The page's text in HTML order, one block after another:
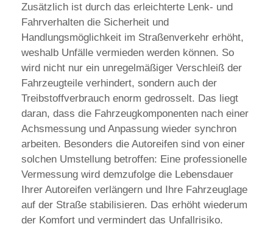
Zusätzlich ist durch das erleichterte Lenk- und
Fahrverhalten die Sicherheit und
Handlungsmöglichkeit im Straßenverkehr erhöht,
weshalb Unfälle vermieden werden können. So
wird nicht nur ein unregelmäßiger Verschleiß der
Fahrzeugteile verhindert, sondern auch der
Treibstoffverbrauch enorm gedrosselt. Das liegt
daran, dass die Fahrzeugkomponenten nach einer
Achsmessung und Anpassung wieder synchron
arbeiten. Besonders die Autoreifen sind von einer
solchen Umstellung betroffen: Eine professionelle
Vermessung wird demzufolge die Lebensdauer
Ihrer Autoreifen verlängern und Ihre Fahrzeuglage
auf der Straße stabilisieren. Das erhöht wiederum
der Komfort und vermindert das Unfallrisiko.